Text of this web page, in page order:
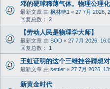
邓的硬球稀薄气体。物理公理
最新文章 由 枫林晓1 « 27 7月 2026,
回复总数： 2
【劳动人民是物理学大师】
最新文章 由 SOD « 27 7月 2026,
回复总数： 1
王虹证明的这个三维挂谷猜想
最新文章 由 settler « 27 7月 2026,
新黄金时代